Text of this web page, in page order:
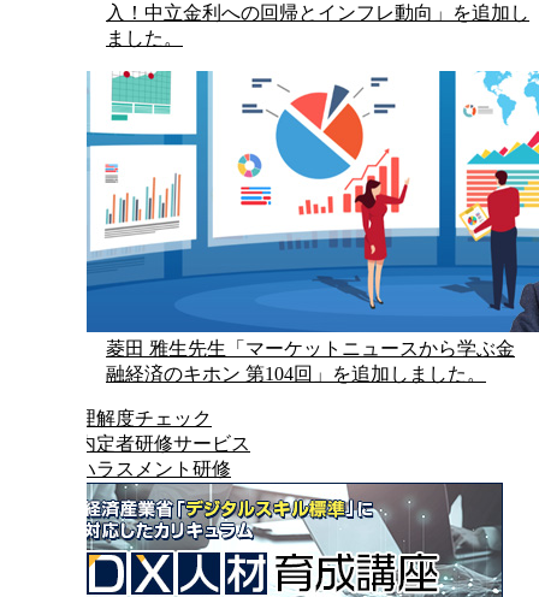
入！中立金利への回帰とインフレ動向」を追加し
ました。
菱田 雅生先生「マーケットニュースから学ぶ金
融経済のキホン 第104回」を追加しました。